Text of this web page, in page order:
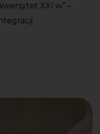
XXI w” –